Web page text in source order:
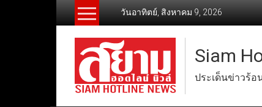
วันอาทิตย์, สิงหาคม 9, 2026
Siam
ประเด็นข่าวร้อ